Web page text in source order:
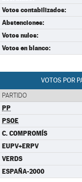
Votos contabilizados:
Abstenciones:
Votos nulos:
Votos en blanco:
VOTOS POR
PARTIDO
PP
PSOE
C. COMPROMÍS
EUPV+ERPV
VERDS
ESPAÑA-2000